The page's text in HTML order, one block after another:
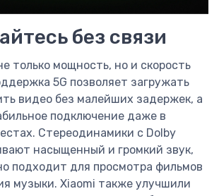
без связи
только мощность, но и скорость
5G позволяет загружать
видео без малейших задержек, а
подключение даже в
Стереодинамики с Dolby
насыщенный и громкий звук,
подходит для просмотра фильмов
музыки. Xiaomi также улучшили